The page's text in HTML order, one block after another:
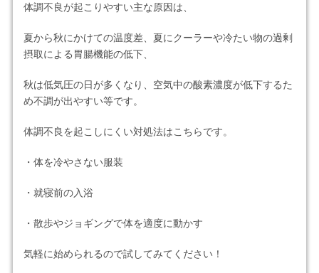
体調不良が起こりやすい主な原因は、
夏から秋にかけての温度差、夏にクーラーや冷たい物の過剰
摂取による胃腸機能の低下、
秋は低気圧の日が多くなり、空気中の酸素濃度が低下するた
め不調が出やすい等です。
体調不良を起こしにくい対処法はこちらです。
・体を冷やさない服装
・就寝前の入浴
・散歩やジョギングで体を適度に動かす
気軽に始められるので試してみてください！